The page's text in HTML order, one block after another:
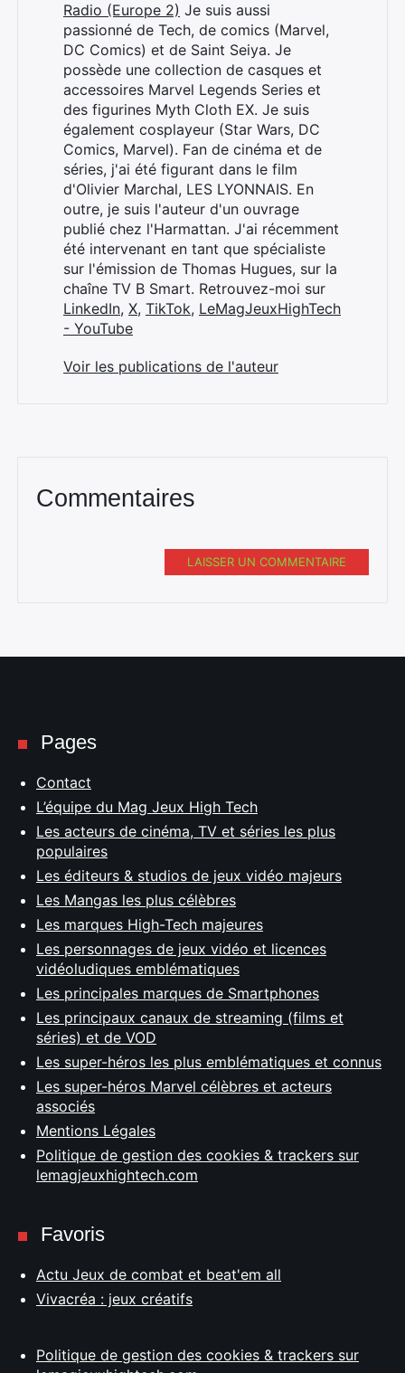
Radio (Europe 2) Je suis aussi
passionné de Tech, de comics (Marvel,
DC Comics) et de Saint Seiya. Je
possède une collection de casques et
accessoires Marvel Legends Series et
des figurines Myth Cloth EX. Je suis
également cosplayeur (Star Wars, DC
Comics, Marvel). Fan de cinéma et de
séries, j'ai été figurant dans le film
d'Olivier Marchal, LES LYONNAIS. En
outre, je suis l'auteur d'un ouvrage
publié chez l'Harmattan. J'ai récemment
été intervenant en tant que spécialiste
sur l'émission de Thomas Hugues, sur la
chaîne TV B Smart. Retrouvez-moi sur
LinkedIn, X, TikTok, LeMagJeuxHighTech
- YouTube
Voir les publications de l'auteur
Commentaires
LAISSER UN COMMENTAIRE
Pages
Contact
L’équipe du Mag Jeux High Tech
Les acteurs de cinéma, TV et séries les plus
populaires
Les éditeurs & studios de jeux vidéo majeurs
Les Mangas les plus célèbres
Les marques High-Tech majeures
Les personnages de jeux vidéo et licences
vidéoludiques emblématiques
Les principales marques de Smartphones
Les principaux canaux de streaming (films et
séries) et de VOD
Les super-héros les plus emblématiques et connus
Les super-héros Marvel célèbres et acteurs
associés
Mentions Légales
Politique de gestion des cookies & trackers sur
lemagjeuxhightech.com
Favoris
Actu Jeux de combat et beat'em all
Vivacréa : jeux créatifs
Politique de gestion des cookies & trackers sur